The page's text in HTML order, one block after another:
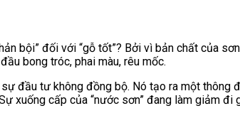
bội” đối với “gỗ tốt”? Bởi vì bản chất của
bong tróc, phai màu, rêu mốc.
đầu tư không đồng bộ. Nó tạo ra một thông
xuống cấp của “nước sơn” đang làm giảm đi